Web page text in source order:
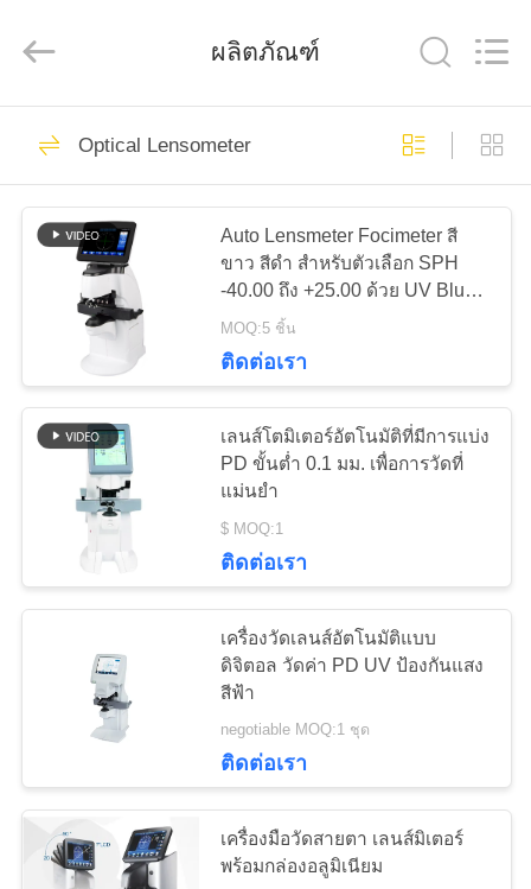
บ้าน
สินค้า
วิดีโอ
เกี่ยว
กับ
ทัวร์
โรงงาน
ควบคุม
คุณภาพ
Trade
SCM
Rights
Optical Lensometer
เครื่องวัดการหักเห
ของแสง
44
ชุดเลนส์ทดลองทัศน
มาตรศาสตร์
ผลิตภัณฑ์
Optical Lensometer
Auto Lensmeter Focimeter สี
ขาว สีดํา สําหรับตัวเลือก SPH
-40.00 ถึง +25.00 ด้วย UV Blue
cut Lens Measurement
MOQ:5 ชิ้น
ติดต่อเรา
เลนส์โตมิเตอร์อัตโนมัติที่มีการแบ่ง
PD ขั้นต่ำ 0.1 มม. เพื่อการวัดที่
แม่นยำ
$ MOQ:1
ติดต่อเรา
เครื่องวัดเลนส์อัตโนมัติแบบ
ดิจิตอล วัดค่า PD UV ป้องกันแสง
สีฟ้า
negotiable MOQ:1 ชุด
ติดต่อเรา
เครื่องมือวัดสายตา เลนส์มิเตอร์
พร้อมกล่องอลูมิเนียม